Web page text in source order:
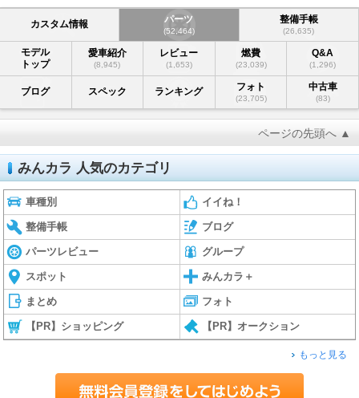
カスタム情報 パーツ
(52,464)
整備手帳
(26,635)
モデル
トップ
愛車紹介
(8,945)
レビュー
(1,653)
燃費
(23,039)
Q&A
(1,296)
ブログ スペック ランキング フォト
(23,705)
中古車
(83)
ページの先頭へ ▲
みんカラ 人気のカテゴリ
車種別 イイね！
整備手帳 ブログ
パーツレビュー グループ
スポット みんカラ＋
まとめ フォト
【PR】ショッピング 【PR】オークション
もっと見る